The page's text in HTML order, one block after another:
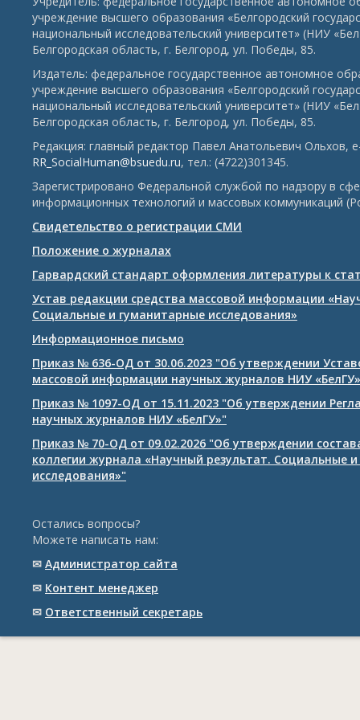
учреждение высшего образования «Белгородский
национальный исследовательский университет» (НИУ
Белгородская область, г. Белгород, ул. Победы, 85.
Издатель: федеральное государственное автономное
учреждение высшего образования «Белгородский
национальный исследовательский университет» (НИУ
Белгородская область, г. Белгород, ул. Победы, 85.
Редакция: главный редактор Павел Анатольевич Ольхов,
RR_SocialHuman@bsuedu.ru, тел.: (4722)301345.
Зарегистрировано Федеральной службой по надзору в
информационных технологий и массовых коммуникаций
Свидетельство о регистрации СМИ
Положение о журналах
Гарвардский стандарт оформления литературы к
Устав редакции средства массовой информации
Социальные и гуманитарные исследования»
Информационное письмо
Приказ № 636-ОД от 30.06.2023 "Об утверждении
массовой информации научных журналов НИУ «БелГУ»
Приказ № 1097-ОД от 15.11.2023 "Об утверждении
научных журналов НИУ «БелГУ»"
Приказ № 70-ОД от 09.02.2026 "Об утверждении
коллегии журнала «Научный результат. Социальные
исследования»"
Остались вопросы?
Можете написать нам:
✉ Администратор сайта
✉ Контент менеджер
✉ Ответственный cекретарь